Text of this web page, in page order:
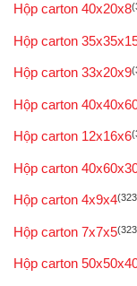
Hộp carton 40x20x8
Hộp carton
Hộp carton 33x20x9
Hộp carton
Hộp carton 12x16x6
Hộp carton
Hộp carton 4x9x4
Hộp carton 7x7x5
Hộp carton